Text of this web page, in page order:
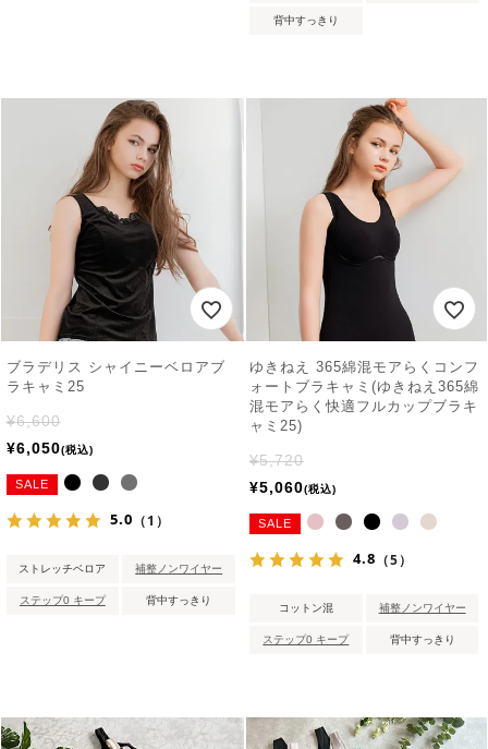
背中すっきり
ブラデリス シャイニーベロアブ
ラキャミ25
¥6,600
¥6,050 税込
SALE
5.0 （1）
ストレッチベロア 補整ノンワイヤー
ステップ0 キープ 背中すっきり
ゆきねえ 365綿混モアらくコンフ
ォートブラキャミ(ゆきねえ365綿
混モアらく快適フルカップブラキ
ャミ25)
¥5,720
¥5,060 税込
SALE
4.8 （5）
コットン混 補整ノンワイヤー
ステップ0 キープ 背中すっきり